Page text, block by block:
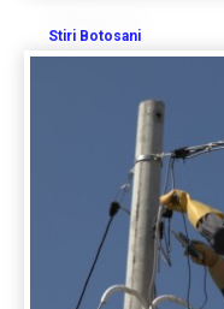
Stiri Botosani